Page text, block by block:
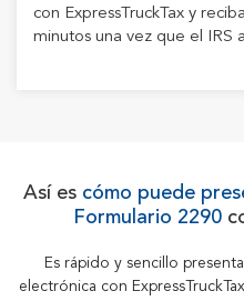
con ExpressTruckTax y
minutos una vez que el IRS
Así es cómo puede
Formulario 2290
Es rápido y sencillo
electrónica con